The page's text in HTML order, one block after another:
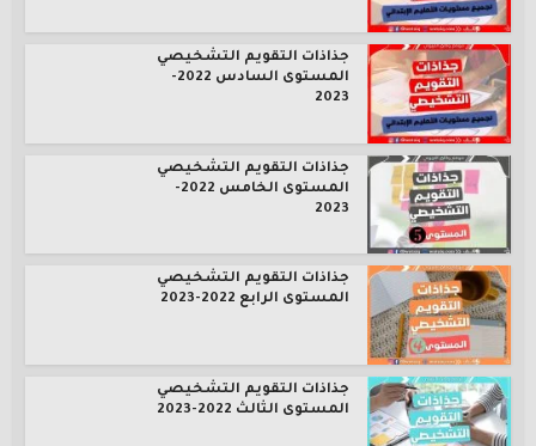
جذاذات التقويم التشخيصي
المستوى السادس 2022-
2023
جذاذات التقويم التشخيصي
المستوى الخامس 2022-
2023
جذاذات التقويم التشخيصي
المستوى الرابع 2022-2023
جذاذات التقويم التشخيصي
المستوى الثالث 2022-2023